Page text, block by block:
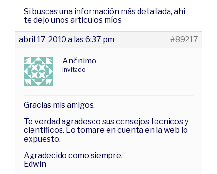
Si buscas una información más detallada, ahi
te dejo unosarticulos míos
abril 17, 2010 a las 6:37 pm #89217
Anónimo
Invitado
Gracias mis amigos.
Te verdad agradesco sus consejos tecnicos y
cientificos. Lo tomare en cuenta en la web lo
expuesto.
Agradecido como siempre.
Edwin